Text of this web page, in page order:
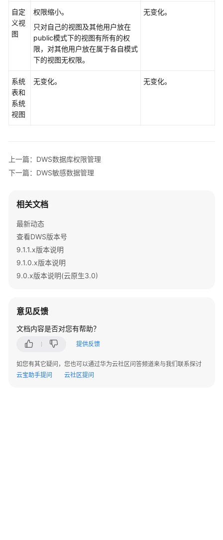
数
据
库
对
象
Oracle、
容
性
数
据
库
安
全
管
DWS
用
及
权
限
自定
义视
图
权限缩小。
只对自己的视图及其他用户放在
public模式下的视图有所有的权
限，对其他用户放在属于各自模式
下的视图无权限。
无变化。
系统
表和
系统
视图
无变化。 无变化。
上一篇：DWS数据库权限管理
下一篇：DWS敏感数据管理
相关文档
最新动态
查看DWS版本号
9.1.1.x版本说明
9.1.0.x版本说明
9.0.x版本说明(云原生3.0)
意见反馈
文档内容是否对您有帮助？
提供反馈
如您有其它疑问，您也可以通过华为云社区问答频道来与我们联系探讨
云宝助手提问
云社区提问